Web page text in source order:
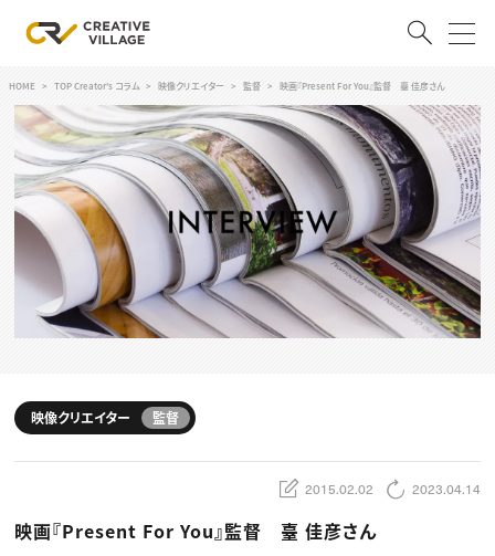
ログイン 会員登録
RECRUIT
クリエイター求人を探す
CREATIVE JOB求人検索
特集求人
採用説明会
スキルアップしたい！
デザイン
編集・ライティング
マーケティング
TOP Creator’s コラム
Webクリエイター
アプリクリエイター
セミナー
HOME TOP Creator's コラム 映像クリエイター 監督 映画『Present For You』監督 臺 佳彦さん
映像クリエイター 監督
2015.02.02 2023.04.14
映画『Present For You』監督 臺 佳彦さん